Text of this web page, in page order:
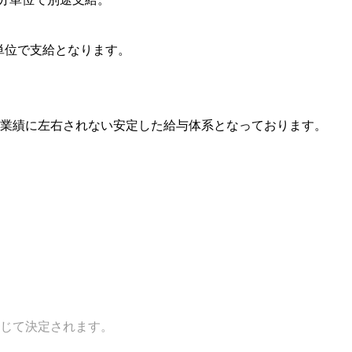
で⽀給となります。
に左右されない安定した給与体系となっております。
て決定されます。